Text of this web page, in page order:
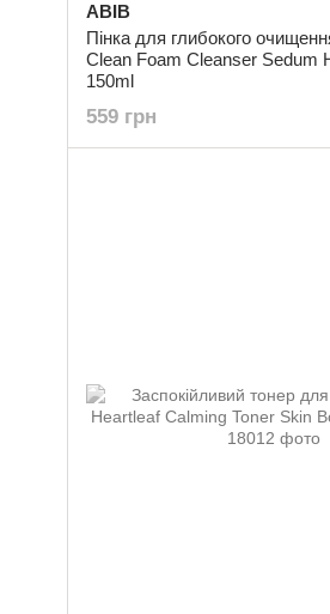
ABIB
Пінка для глибокого
Clean Foam Cleanser Sedum
150ml
559 грн